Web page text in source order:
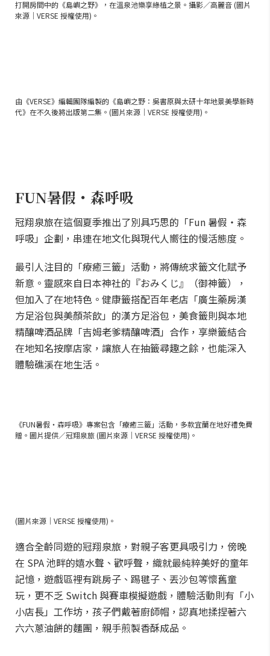
打開房間中的《島嶼之野》，在溫泉池樂享綠植之景。攝影／高麗音 (圖片
來源｜VERSE 授權使用)。
由《VERSE》編輯團隊編製的《島嶼之野：吳書原與太研十年地景美學新時
代》在不久後將出版第二集。(圖片來源｜VERSE 授權使用)。
FUN暑假・森呼吸
冠翔泉旅在這個夏季推出了別具巧思的「Fun 暑假・森
呼吸」企劃，串連在地文化與現代人嚮往的慢活態度。
最引人注目的「療癒三籤」活動，將傳統求籤文化賦予
新意。靈感來自日本神社的『おみくじ』（御神籤），
但加入了在地特色。健康籤搭配百年老店「廣生藥房漢
方足浴包與美顏茶飲」的漢方足浴包，美食籤則與本地
精釀啤酒品牌「吉姆老爹精釀啤酒」合作，享樂籤結合
在地知名按摩店家，讓旅人在抽籤尋趣之餘，也能深入
體驗礁溪在地生活。
《FUN暑假・森呼吸》專案包含「療癒三籤」活動，多款宜蘭在地好禮免費
贈。圖片提供／冠翔泉旅 (圖片來源｜VERSE 授權使用)。
(圖片來源｜VERSE 授權使用)。
適合全齡同遊的冠翔泉旅，對親子客更具吸引力，傍晚
在 SPA 池畔的嬉水聲、歡呼聲，織就最純粹美好的童年
記憶，遊戲區裡有跳房子、踢毽子、丟沙包等懷舊童
玩，更不乏 Switch 與賽車模擬遊戲，體驗活動則有「小
小店長」工作坊，孩子們戴著廚師帽，認真地揉捏著六
六六蔥油餅的麵團，親手煎製香酥成品。